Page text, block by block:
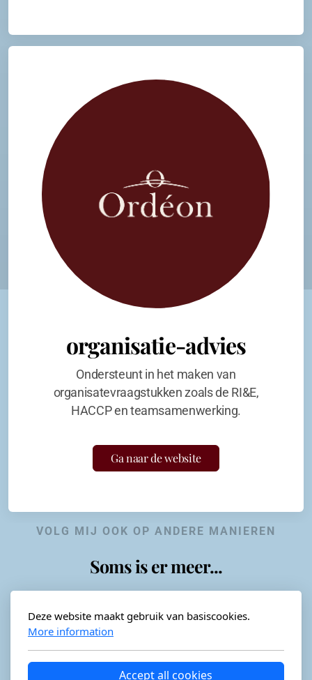
organisatie-advies
Ondersteunt in het maken van
organisatevraagstukken zoals de RI&E,
HACCP en teamsamenwerking.
Ga naar de website
VOLG MIJ OOK OP ANDERE MANIEREN
Soms is er meer...
Horeca-advies
Deze website maakt gebruik van basiscookies.
More information
Accept all cookies